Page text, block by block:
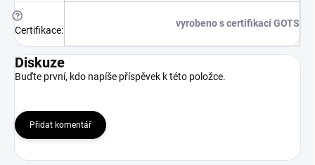
?
Certifikace:
vyrobeno s certifikací GOTS
Diskuze
Buďte první, kdo napíše příspěvek k této položce.
Přidat komentář